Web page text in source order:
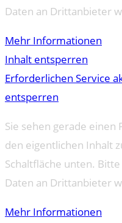
Daten an Drittanbieter
Mehr Informationen
Inhalt entsperren
Erforderlichen Service
entsperren
Sie sehen gerade einen
den eigentlichen Inhalt
Schaltfläche unten.
Daten an Drittanbieter
Mehr Informationen